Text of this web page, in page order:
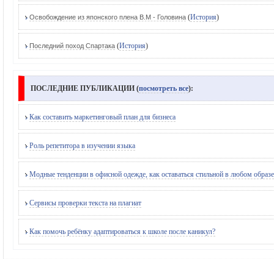
Освобождение из японского плена В.М - Головина (История)
Последний поход Спартака (История)
ПОСЛЕДНИЕ ПУБЛИКАЦИИ (посмотреть все):
Как составить маркетинговый план для бизнеса
Роль репетитора в изучении языка
Модные тенденции в офисной одежде, как оставаться стильной в любом образе
Сервисы проверки текста на плагиат
Как помочь ребёнку адаптироваться к школе после каникул?